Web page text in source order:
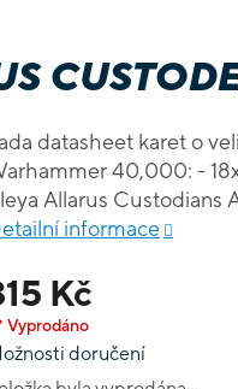
Kč
Vyprodáno
doručení
datasheet karet o
40,000: -
Allarus Custodians
Guard
on Dawneagle
Witchseekers -
informace